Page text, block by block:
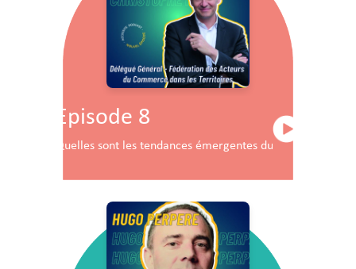
Episode 8
Quelles sont les tendances émergentes du commerce en